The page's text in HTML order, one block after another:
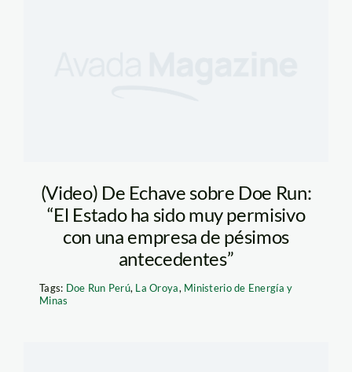
(Video) De Echave sobre Doe Run:
“El Estado ha sido muy permisivo
con una empresa de pésimos
antecedentes”
Tags: Doe Run Perú, La Oroya, Ministerio de Energía y
Minas